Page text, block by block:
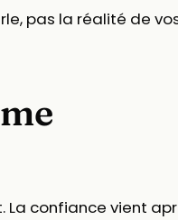
pas la réalité de
confiance vient